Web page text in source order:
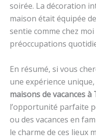
soirée. La décoration
maison était équipée
sentie comme chez
préoccupations
En résumé, si vous
une expérience
maisons de vacances
l’opportunité parfaite
ou des vacances en
le charme de ces lieux